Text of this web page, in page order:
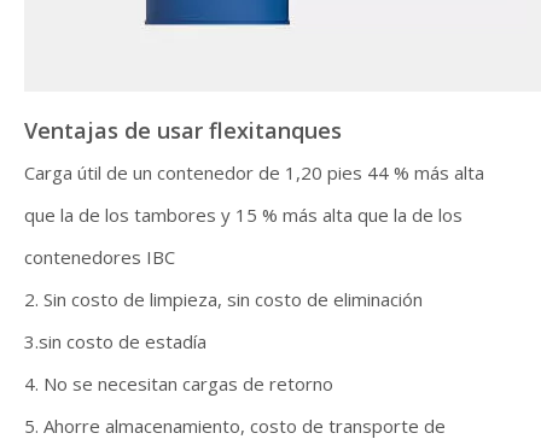
Ventajas de usar flexitanques
Carga útil de un contenedor de 1,20 pies 44 % más alta
que la de los tambores y 15 % más alta que la de los
contenedores IBC
2. Sin costo de limpieza, sin costo de eliminación
3.sin costo de estadía
4. No se necesitan cargas de retorno
5. Ahorre almacenamiento, costo de transporte de